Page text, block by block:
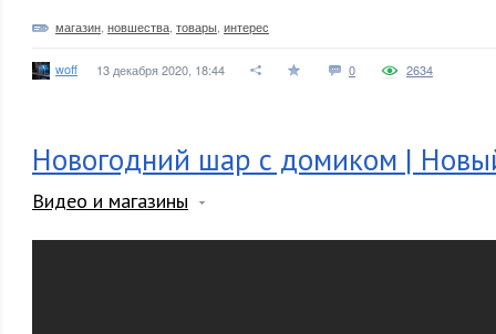
магазин новшества товары интерес
woff 13 декабря 2020, 18:44 0 2634
Новогодний шар с домиком |
Видео и магазины